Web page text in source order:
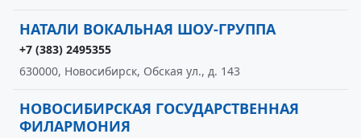
НАТАЛИ ВОКАЛЬНАЯ ШОУ-ГРУППА
+7 (383) 2495355
630000, Новосибирск, Обская ул., д. 143
НОВОСИБИРСКАЯ ГОСУДАРСТВЕННАЯ
ФИЛАРМОНИЯ